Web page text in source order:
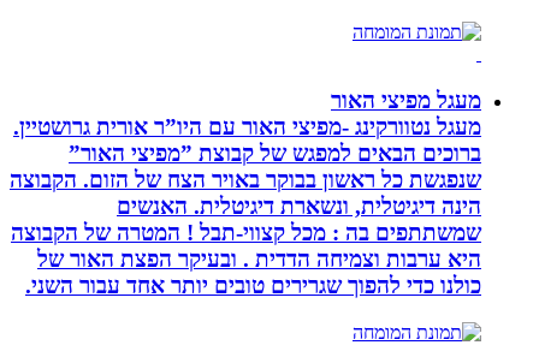
מעגל מפיצי האור
מעגל נטוורקינג -מפיצי האור עם היו”ר אורית גרושטיין.
ברוכים הבאים למפגש של קבוצת ”מפיצי האור”
שנפגשת כל ראשון בבוקר באויר הצח של הזום. הקבוצה
הינה דיגיטלית, ונשארת דיגיטלית. האנשים
שמשתתפים בה : מכל קצווי-תבל ! המטרה של הקבוצה
היא ערבות וצמיחה הדדית . ובעיקר הפצת האור של
כולנו כדי להפוך שגרירים טובים יותר אחד עבור השני.